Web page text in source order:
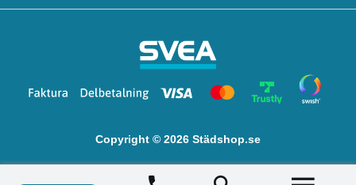
Copyright © 2026 Städshop.se